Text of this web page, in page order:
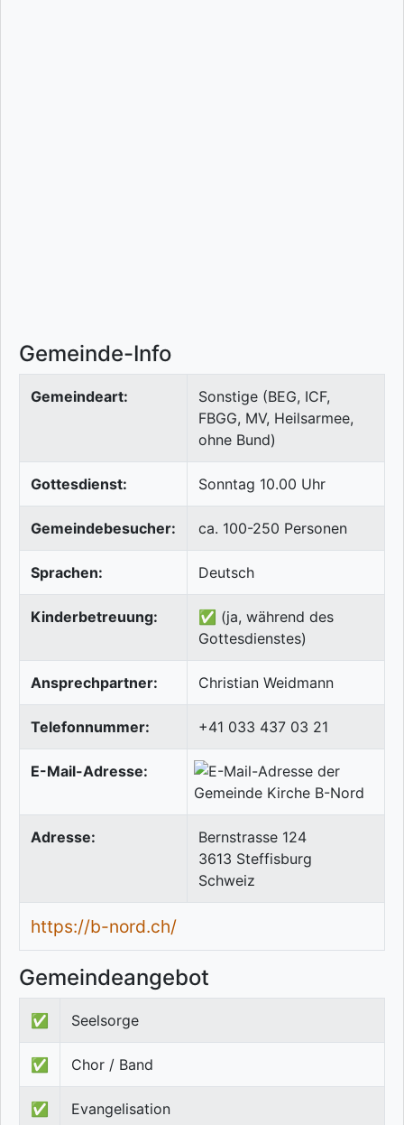
Gemeinde-Info
Gemeindeart:
Sonstige (BEG, ICF,
FBGG, MV, Heilsarmee,
ohne Bund)
Gottesdienst: Sonntag 10.00 Uhr
Gemeindebesucher: ca. 100-250 Personen
Sprachen: Deutsch
Kinderbetreuung:
✅ (ja, während des
Gottesdienstes)
Ansprechpartner: Christian Weidmann
Telefonnummer: +41 033 437 03 21
E-Mail-Adresse:
Adresse:
Bernstrasse 124
3613 Steffisburg
Schweiz
https://b-nord.ch/
Gemeindeangebot
✅ Seelsorge
✅ Chor / Band
✅ Evangelisation